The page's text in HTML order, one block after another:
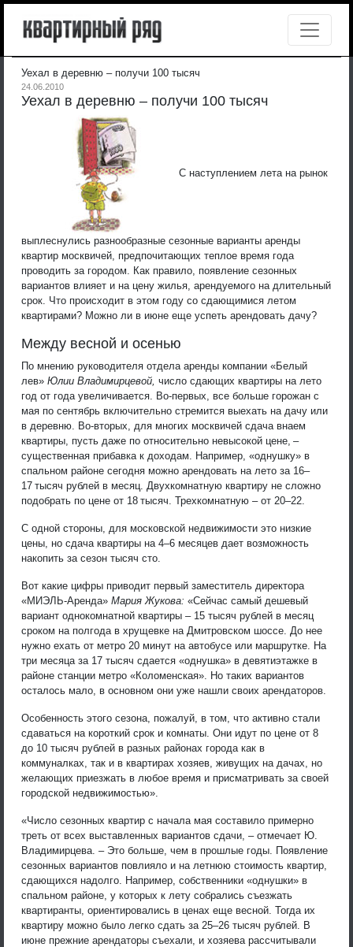
Уехал в деревню – получи 100 тысяч
24.06.2010
Уехал в деревню – получи 100 тысяч
С наступлением лета на рынок
выплеснулись разнообразные сезонные варианты аренды
квартир москвичей, предпочитающих теплое время года
проводить за городом. Как правило, появление сезонных
вариантов влияет и на цену жилья, арендуемого на длительный
срок. Что происходит в этом году со сдающимися летом
квартирами? Можно ли в июне еще успеть арендовать дачу?
Между весной и осенью
По мнению руководителя отдела аренды компании «Белый
лев» Юлии Владимирцевой, число сдающих квартиры на лето
год от года увеличивается. Во-первых, все больше горожан с
мая по сентябрь включительно стремится выехать на дачу или
в деревню. Во-вторых, для многих москвичей сдача внаем
квартиры, пусть даже по относительно невысокой цене, –
существенная прибавка к доходам. Например, «однушку» в
спальном районе сегодня можно арендовать на лето за 16–
17 тысяч рублей в месяц. Двухкомнатную квартиру не сложно
подобрать по цене от 18 тысяч. Трехкомнатную – от 20–22.
С одной стороны, для московской недвижимости это низкие
цены, но сдача квартиры на 4–6 месяцев дает возможность
накопить за сезон тысяч сто.
Вот какие цифры приводит первый заместитель директора
«МИЭЛЬ-Аренда» Мария Жукова: «Сейчас самый дешевый
вариант однокомнатной квартиры – 15 тысяч рублей в месяц
сроком на полгода в хрущевке на Дмитровском шоссе. До нее
нужно ехать от метро 20 минут на автобусе или маршрутке. На
три месяца за 17 тысяч сдается «однушка» в девятиэтажке в
районе станции метро «Коломенская». Но таких вариантов
осталось мало, в основном они уже нашли своих арендаторов.
Особенность этого сезона, пожалуй, в том, что активно стали
сдаваться на короткий срок и комнаты. Они идут по цене от 8
до 10 тысяч рублей в разных районах города как в
коммуналках, так и в квартирах хозяев, живущих на дачах, но
желающих приезжать в любое время и присматривать за своей
городской недвижимостью».
«Число сезонных квартир с начала мая составило примерно
треть от всех выставленных вариантов сдачи, – отмечает Ю.
Владимирцева. – Это больше, чем в прошлые годы. Появление
сезонных вариантов повлияло и на летнюю стоимость квартир,
сдающихся надолго. Например, собственники «однушки» в
спальном районе, у которых к лету собрались съезжать
квартиранты, ориентировались в ценах еще весной. Тогда их
квартиру можно было легко сдать за 25–26 тысяч рублей. В
июне прежние арендаторы съехали, и хозяева рассчитывали